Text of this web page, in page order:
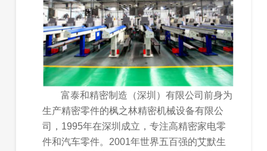
富泰和精密制造（深圳）有限公司前身为
生产精密零件的枫之林精密机械设备有限公
司，1995年在深圳成立，专注高精密家电零
件和汽车零件。2001年世界五百强的艾默生